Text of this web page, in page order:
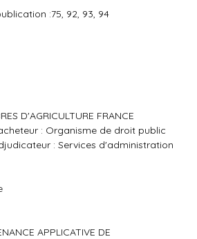
:75, 92, 93, 94
D'AGRICULTURE FRANCE
: Organisme de droit public
: Services d'administration
APPLICATIVE DE